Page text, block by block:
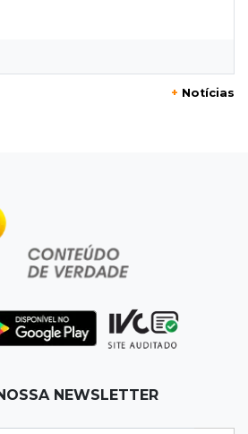
durante roubo de carro e
Bragantino por 2 a 0 e sobe
por 2 a 0 e mantém 3º
+ Notícias
NEWSLETTER